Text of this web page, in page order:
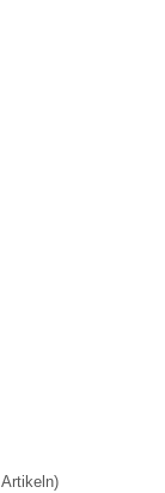
Artikeln)